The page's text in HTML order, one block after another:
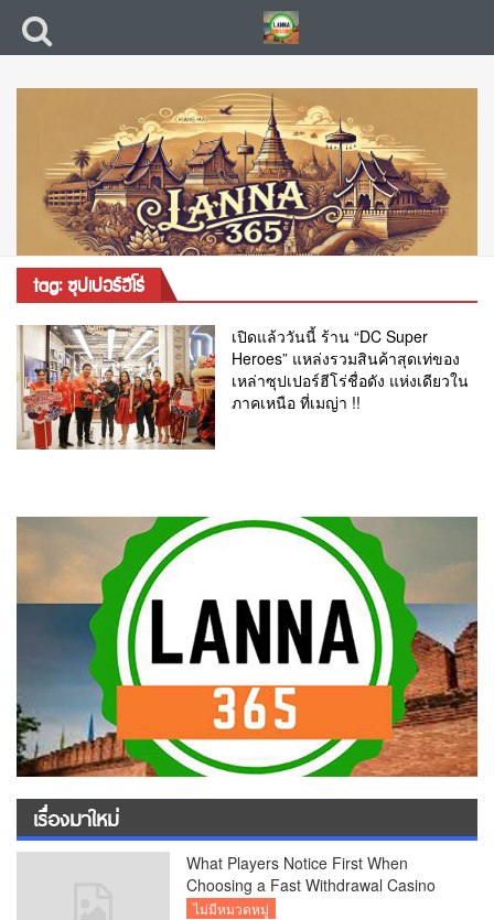
tag: ซุปเปอร์ฮีโร่
เปิดแล้ววันนี้ ร้าน “DC Super
Heroes” แหล่งรวมสินค้าสุดเท่ของ
เหล่าซุปเปอร์ฮีโร่ชื่อดัง แห่งเดียวใน
ภาคเหนือ ที่เมญ่า !!
เรื่องมาใหม่
What Players Notice First When
Choosing a Fast Withdrawal Casino
UK
ไม่มีหมวดหมู่